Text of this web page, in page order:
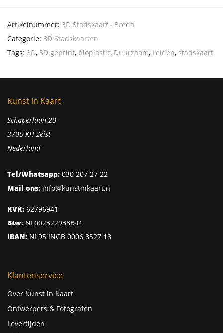
Artikelnummer: 3D Stadskaart - Breda
Categorie: 3D Stadskaarten
Tags: 3D, 3D geprint, bioplastic, Duurzaam, Leiden, stadskaart
Kunst in Kaart
Schaperlaan 20
3705 KH Zeist
Nederland
Tel/Whatsapp: 030 207 27 22
Mail ons: info@kunstinkaart.nl
KVK: 62796941
Btw: NL002322938B41
IBAN: NL95 INGB 0006 8527 18
Klantenservice
Over Kunst in Kaart
Ontwerpers & Fotografen
Levertijden